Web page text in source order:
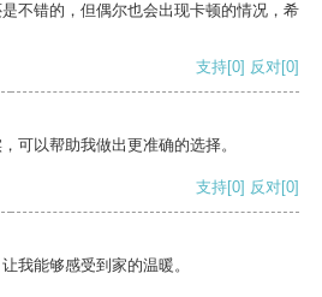
不错的，但偶尔也会出现卡顿的情况，希
支持[0] 反对[0]
可以帮助我做出更准确的选择。
支持[0] 反对[0]
我能够感受到家的温暖。